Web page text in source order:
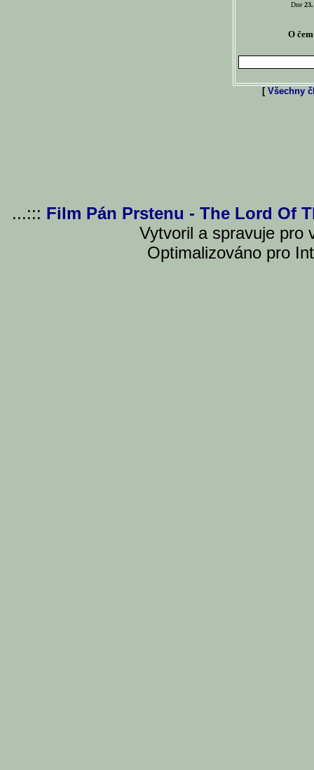
Dne
O
[ Všechny
...::: Film Pán Prstenu - The Lord Of
Vytvoril a spravuje pro
Optimalizováno pro